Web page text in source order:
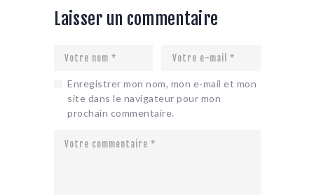
Laisser un commentaire
Enregistrer mon nom, mon e-mail et mon
site dans le navigateur pour mon
prochain commentaire.